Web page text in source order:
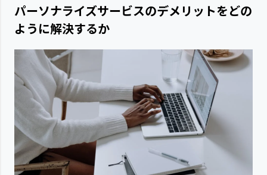
パーソナライズサービスのデメリットをどの
ように解決するか